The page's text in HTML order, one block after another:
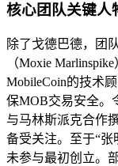
核心团队关键人
除了戈德巴德，团
（Moxie
MobileCoin的技术
保MOB交易安全。
与马林斯派克合作
备受关注。至于“
未参与最初创立。